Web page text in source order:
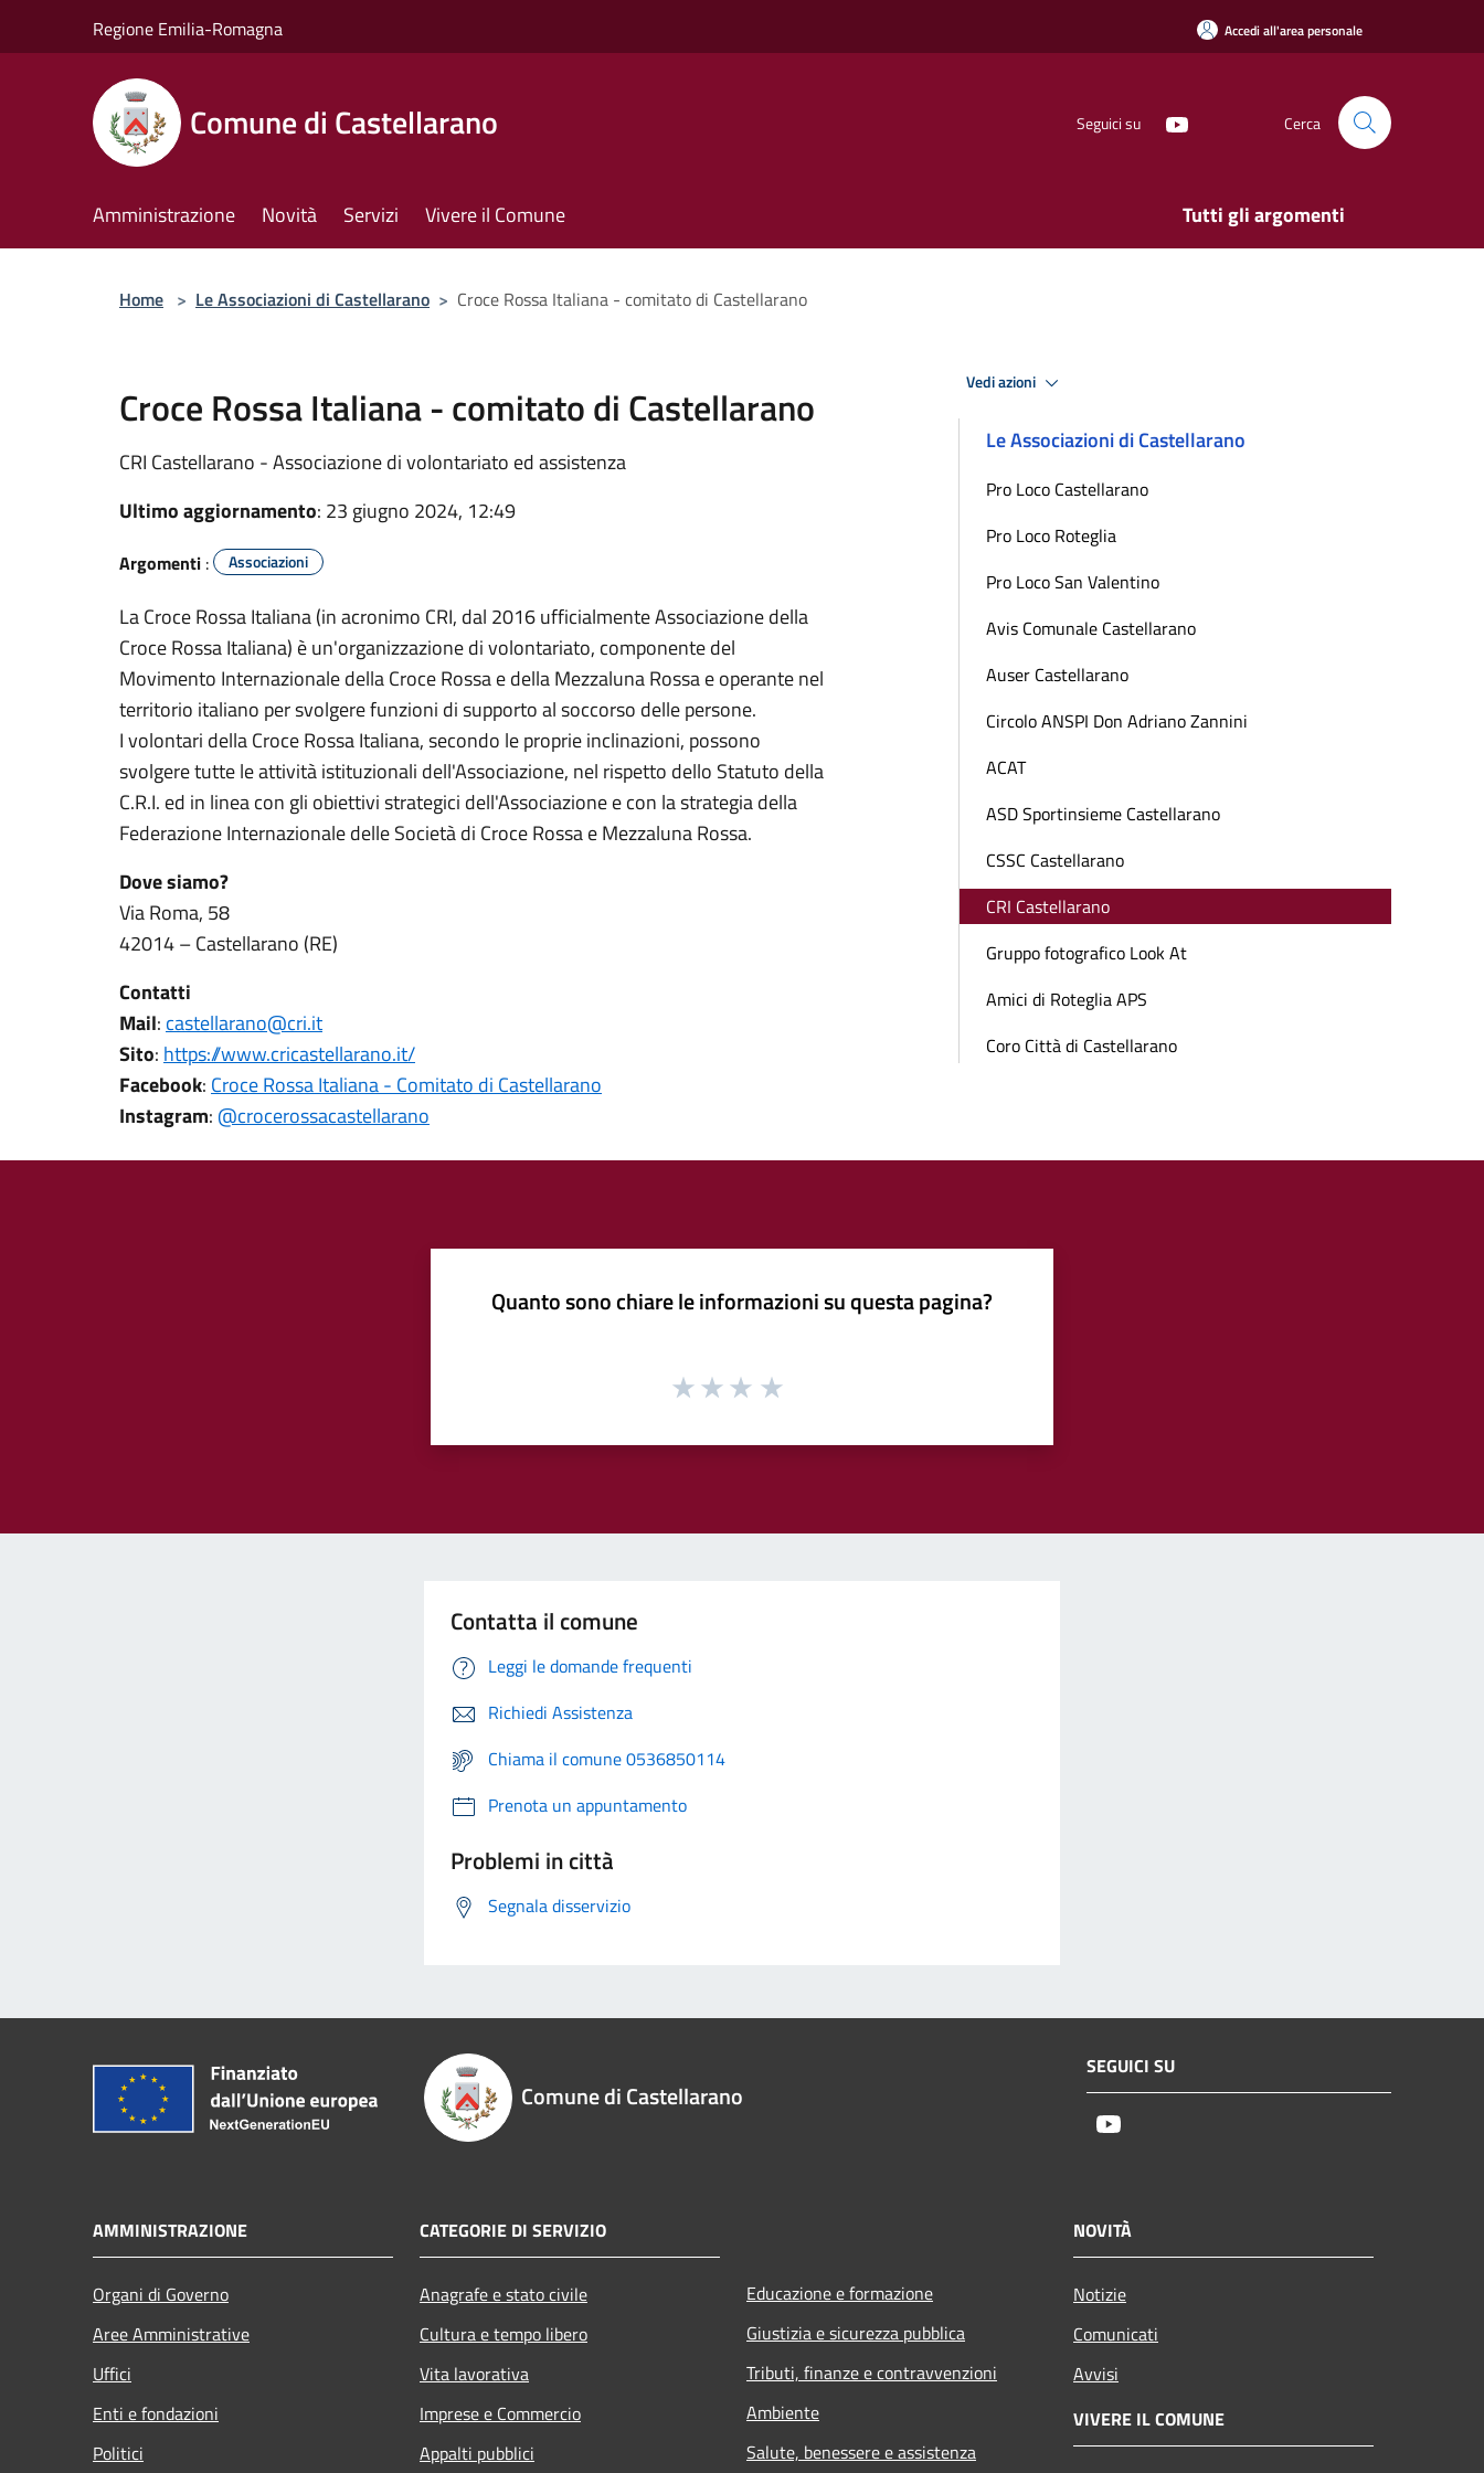
Regione Emilia-Romagna Accedi all'area personale
Comune di Castellarano Seguici su Cerca
Amministrazione Novità Servizi Vivere il Comune Tutti gli argomenti
Home > Le Associazioni di Castellarano > Croce Rossa Italiana - comitato di Castellarano
Croce Rossa Italiana - comitato di Castellarano
CRI Castellarano - Associazione di volontariato ed assistenza
Ultimo aggiornamento: 23 giugno 2024, 12:49
Argomenti : Associazioni
La Croce Rossa Italiana (in acronimo CRI, dal 2016 ufficialmente Associazione della
Croce Rossa Italiana) è un'organizzazione di volontariato, componente del
Movimento Internazionale della Croce Rossa e della Mezzaluna Rossa e operante nel
territorio italiano per svolgere funzioni di supporto al soccorso delle persone.
I volontari della Croce Rossa Italiana, secondo le proprie inclinazioni, possono
svolgere tutte le attività istituzionali dell'Associazione, nel rispetto dello Statuto della
C.R.I. ed in linea con gli obiettivi strategici dell'Associazione e con la strategia della
Federazione Internazionale delle Società di Croce Rossa e Mezzaluna Rossa.
Dove siamo?
Via Roma, 58
42014 – Castellarano (RE)
Contatti
Mail: castellarano@cri.it
Sito: https://www.cricastellarano.it/
Facebook: Croce Rossa Italiana - Comitato di Castellarano
Instagram: @crocerossacastellarano
Vedi azioni
Le Associazioni di Castellarano
Pro Loco Castellarano
Pro Loco Roteglia
Pro Loco San Valentino
Avis Comunale Castellarano
Auser Castellarano
Circolo ANSPI Don Adriano Zannini
ACAT
ASD Sportinsieme Castellarano
CSSC Castellarano
CRI Castellarano
Gruppo fotografico Look At
Amici di Roteglia APS
Coro Città di Castellarano
Quanto sono chiare le informazioni su questa pagina?
Contatta il comune
Leggi le domande frequenti
Richiedi Assistenza
Chiama il comune 0536850114
Prenota un appuntamento
Problemi in città
Segnala disservizio
Comune di Castellarano
SEGUICI SU
AMMINISTRAZIONE
Organi di Governo
Aree Amministrative
Uffici
Enti e fondazioni
Politici
CATEGORIE DI SERVIZIO
Anagrafe e stato civile
Cultura e tempo libero
Vita lavorativa
Imprese e Commercio
Appalti pubblici
Educazione e formazione
Giustizia e sicurezza pubblica
Tributi, finanze e contravvenzioni
Ambiente
Salute, benessere e assistenza
NOVITÀ
Notizie
Comunicati
Avvisi
VIVERE IL COMUNE